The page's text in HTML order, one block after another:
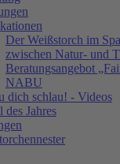
Der Weißstorch im
zwischen Natur- und
Beratungsangebot
NABU
dich schlau! - Videos
des Jahres